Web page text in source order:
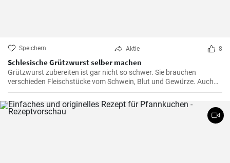
Speichern Aktie 8
Schlesische Grützwurst selber machen
Grützwurst zubereiten ist gar nicht so schwer. Sie brauchen
verschieden Fleischstücke vom Schwein, Blut und Gewürze. Auch
das klassische DDR Gericht Tote Oma wird mit Grützwurst
zubereitet. Die Grütze (aus Getreide) bindet die Wurst .